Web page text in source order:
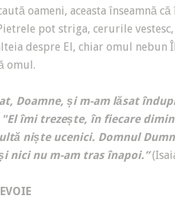
oameni, aceasta înseamnă
pot striga, cerurile
despre El, chiar omul
omul.
Doamne, și m-am lăsat
"El îmi trezește, în fiecare
niște ucenici. Domnul
nici nu m-am tras înapoi.”